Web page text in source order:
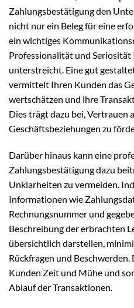
Zahlungsbestätigung den
nicht nur ein Beleg für eine
ein wichtiges
Professionalität und
unterstreicht. Eine gut
vermittelt Ihren Kunden das
wertschätzen und ihre
Dies trägt dazu bei, Vertrauen
Geschäftsbeziehungen zu
Darüber hinaus kann eine
Zahlungsbestätigung dazu
Unklarheiten zu vermeiden.
Informationen wie
Rechnungsnummer und
Beschreibung der erbrachten
übersichtlich darstellen,
Rückfragen und
Kunden Zeit und Mühe und
Ablauf der Transaktionen.